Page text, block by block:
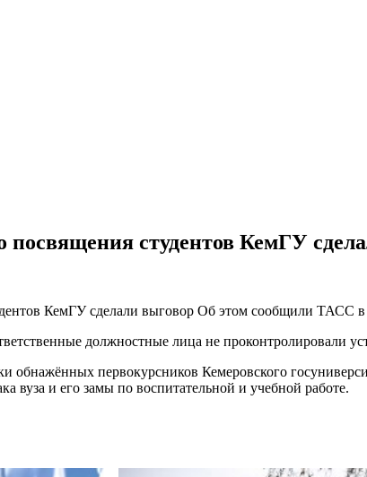
посвящения студентов КемГУ
КемГУ сделали выговор Об этом сообщили ТАСС в
должностные лица не проконтролировали
обнажённых первокурсников Кемеровского
вуза и его замы по воспитательной и учебной работе.